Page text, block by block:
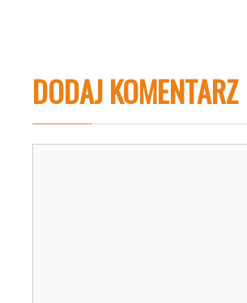
DODAJ KOMENTARZ